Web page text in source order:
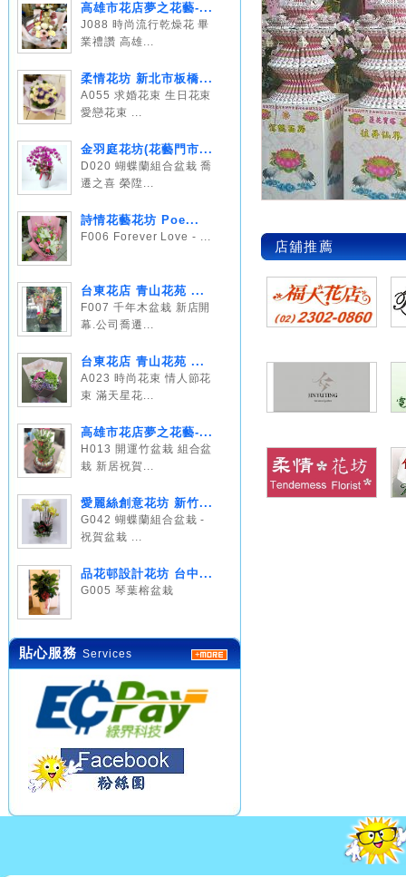
高雄市花店夢之花藝-...
J088 時尚流行乾燥花 畢
業禮讚 高雄...
柔情花坊 新北市板橋...
A055 求婚花束 生日花束
愛戀花束 ...
金羽庭花坊(花藝門市...
D020 蝴蝶蘭組合盆栽 喬
遷之喜 榮陞...
詩情花藝花坊 Poe...
F006 Forever Love - ...
台東花店 青山花苑 ...
F007 千年木盆栽 新店開
幕.公司喬遷...
台東花店 青山花苑 ...
A023 時尚花束 情人節花
束 滿天星花...
高雄市花店夢之花藝-...
H013 開運竹盆栽 組合盆
栽 新居祝賀...
愛麗絲創意花坊 新竹...
G042 蝴蝶蘭組合盆栽 -
祝賀盆栽 ...
品花邨設計花坊 台中...
G005 琴葉榕盆栽
貼心服務 Services
店舖推薦